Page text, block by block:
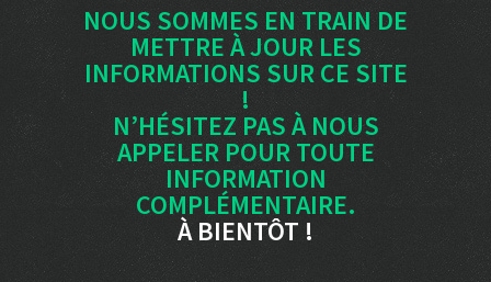
NOUS SOMMES EN TRAIN DE
METTRE À JOUR LES
INFORMATIONS SUR CE SITE
!
N’HÉSITEZ PAS À NOUS
APPELER POUR TOUTE
INFORMATION
COMPLÉMENTAIRE.
À BIENTÔT !